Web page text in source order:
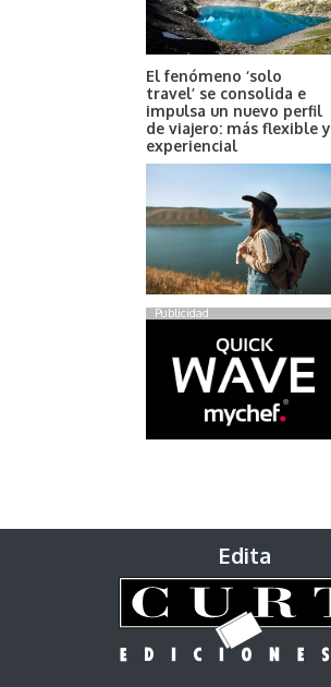
El fenómeno ‘solo
travel’ se consolida e
impulsa un nuevo perfil
de viajero: más flexible y
experiencial
Publicidad
Edita